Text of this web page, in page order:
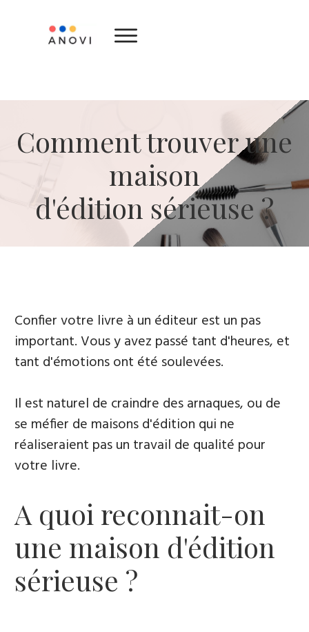
Comment trouver une
maison
d'édition sérieuse ?
Confier votre livre à un éditeur est un pas
important. Vous y avez passé tant d'heures, et
tant d'émotions ont été soulevées.
Il est naturel de craindre des arnaques, ou de
se méfier de maisons d'édition qui ne
réaliseraient pas un travail de qualité pour
votre livre.
A quoi reconnait-on
une maison d'édition
sérieuse ?